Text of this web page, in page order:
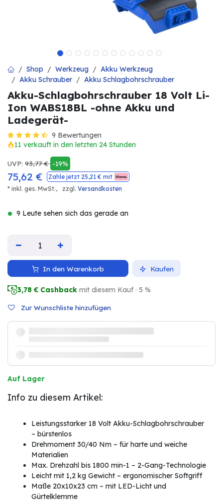
Shop Werkzeug
Akku Werkzeug
Akku Schrauber
Akku Schlagbohrschrauber
Akku-Schlagbohrschrauber 18 Volt Li-
Ion WABS18BL -ohne Akku und
Ladegerät-
9 Bewertungen
11 verkauft in den letzten 24 Stunden
UVP: 93,77€ -19%
75,62 € Zahle jetzt 25,21€ mit
* inkl. ges. MwSt.,
zzgl. Versandkosten
9 Leute sehen sich das gerade an
In den Warenkorb Kaufen
3,78 € Cashback mit diesem Kauf · 5 %
Zur Wunschliste hinzufügen
Auf Lager
Info zu diesem Artikel:
Leistungsstarker 18 Volt Akku-Schlagbohrschrauber
– bürstenlos
Drehmoment 30/40 Nm – für harte und weiche
Materialien
Max. Drehzahl bis 1800 min-1 – 2-Gang-Technologie
Leicht mit 1,2 kg Gewicht – ergonomischer Softgriff
Maße 20x10x23 cm – mit LED-Licht und
Gürtelklemme